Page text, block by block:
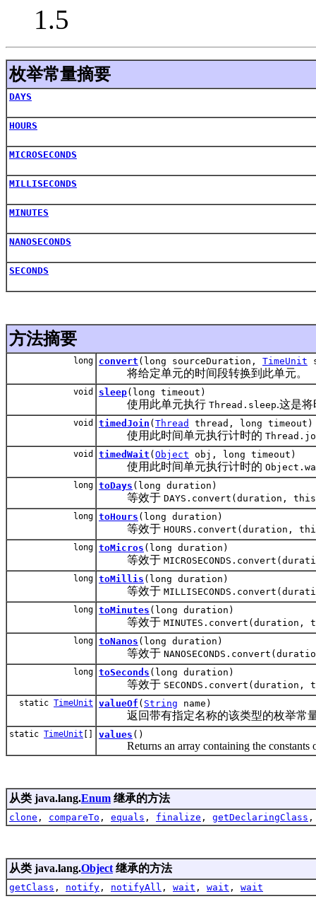
1.5
枚举常量摘要
DAYS
HOURS
MICROSECONDS
MILLISECONDS
MINUTES
NANOSECONDS
SECONDS
方法摘要
long convert (long sourceDuration, TimeUnit
将给定单元的时间段转换到此单元。
void sleep(long timeout)
使用此单元执行 Thread.sleep.这是
void timedJoin ( Thread thread, long timeout)
使用此时间单元执行计时的
void timedWait ( Object obj, long timeout)
使用此时间单元执行计时的
long toDays (long duration)
等效于 DAYS.convert(duration,
long toHours (long duration)
等效于 HOURS.convert(duration,
long toMicros (long duration)
等效于
long toMillis (long duration)
等效于
long toMinutes (long duration)
等效于 MINUTES.convert(duration,
long toNanos (long duration)
等效于
long toSeconds (long duration)
等效于 SECONDS.convert(duration,
static TimeUnit valueOf ( String name)
返回带有指定名称的该类型的枚举常
static TimeUnit [] values ()
Returns an array containing the constants
从类 java.lang.Enum 继承的方法
clone , compareTo , equals , finalize , getDeclaringClass
从类 java.lang.Object 继承的方法
getClass , notify , notifyAll , wait , wait , wait